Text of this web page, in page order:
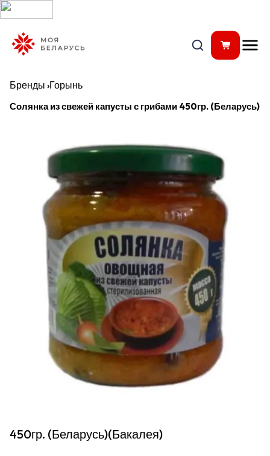
Бренды ›Горынь
Солянка из свежей капусты с грибами 450гр. (Беларусь)
450гр. (Беларусь)(Бакалея)